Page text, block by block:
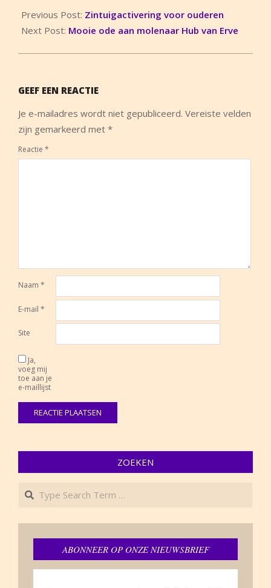
06-
26
Previous Post: Zintuigactivering voor ouderen
Next Post: Mooie ode aan molenaar Hub van Erve
GEEF EEN REACTIE
Je e-mailadres wordt niet gepubliceerd. Vereiste velden
zijn gemarkeerd met *
Reactie *
Naam *
E-mail *
Site
Ja,
voeg mij
toe aan je
e-maillijst
ZOEKEN
Search
ABONNEER OP ONZE NIEUWSBRIEF